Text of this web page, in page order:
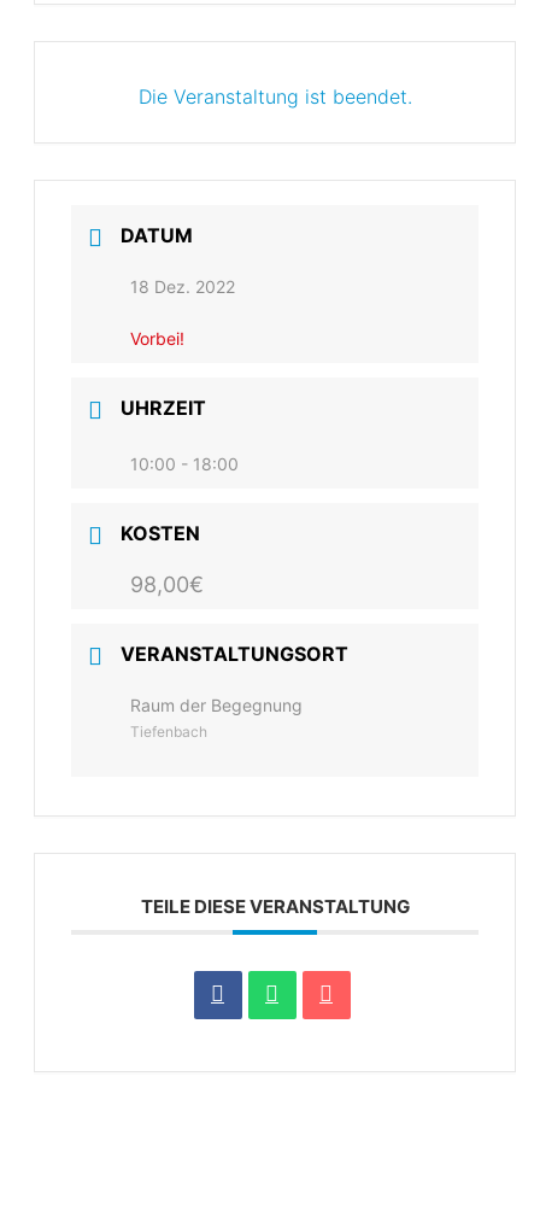
Die Veranstaltung ist beendet.
DATUM
18 Dez. 2022
Vorbei!
UHRZEIT
10:00 - 18:00
KOSTEN
98,00€
VERANSTALTUNGSORT
Raum der Begegnung
Tiefenbach
TEILE DIESE VERANSTALTUNG